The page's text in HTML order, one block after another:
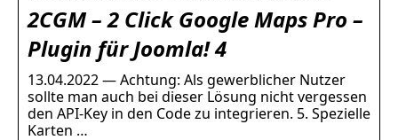
2CGM – 2 Click Google Maps Pro –
Plugin für Joomla! 4
13.04.2022 — Achtung: Als gewerblicher Nutzer
sollte man auch bei dieser Lösung nicht vergessen
den API-Key in den Code zu integrieren. 5. Spezielle
Karten …